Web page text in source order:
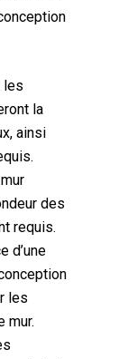
les
la
ainsi
des
requis.
d’une
les
mur.